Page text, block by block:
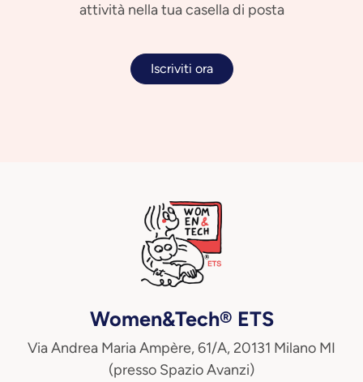
attività nella tua casella di posta
Iscriviti ora
Women&Tech® ETS
Via Andrea Maria Ampère, 61/A, 20131 Milano MI
(presso Spazio Avanzi)